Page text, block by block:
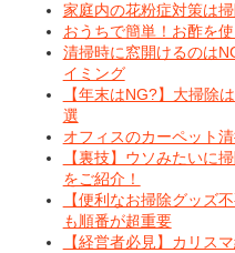
家庭内の花粉症対策は掃
おうちで簡単！お酢を
清掃時に窓開けるのは
イミング
【年末はNG?】大掃除
選
オフィスのカーペット
【裏技】ウソみたいに
をご紹介！
【便利なお掃除グッズ
も順番が超重要
【経営者必見】カリス